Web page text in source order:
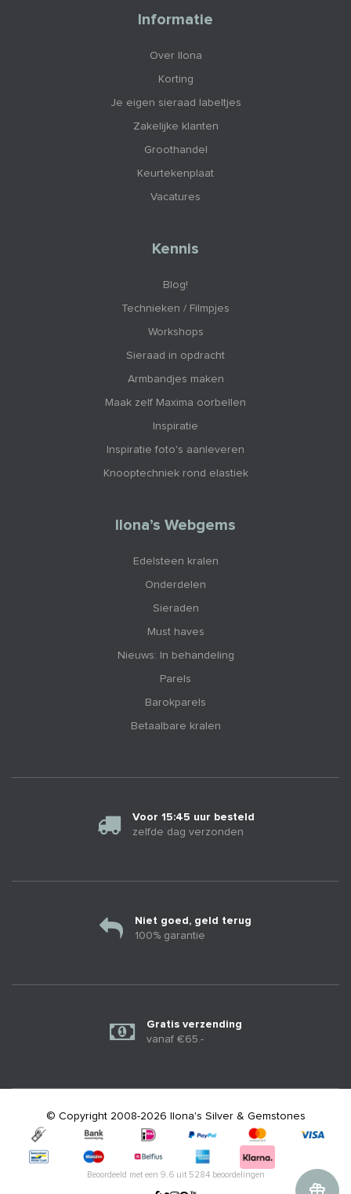
Informatie
Over Ilona
Korting
Je eigen sieraad labeltjes
Zakelijke klanten
Groothandel
Keurtekenplaat
Vacatures
Kennis
Blog!
Technieken / Filmpjes
Workshops
Sieraad in opdracht
Armbandjes maken
Maak zelf Maxima oorbellen
Inspiratie
Inspiratie foto's aanleveren
Knooptechniek rond elastiek
Ilona’s Webgems
Edelsteen kralen
Onderdelen
Sieraden
Must haves
Nieuws: In behandeling
Parels
Barokparels
Betaalbare kralen
Voor 15:45 uur besteld
zelfde dag verzonden
Niet goed, geld terug
100% garantie
Gratis verzending
vanaf €65.-
© Copyright 2008-2026 Ilona's Silver & Gemstones
Beoordeeld met een 9.6uit 5284beoordelingen